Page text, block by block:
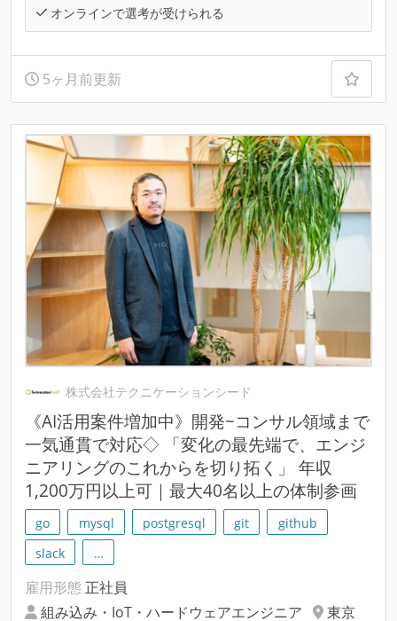
オンラインで選考が受けられる
5ヶ月前更新
株式会社テクニケーションシード
《AI活用案件増加中》開発~コンサル領域まで
一気通貫で対応◇ 「変化の最先端で、エンジ
ニアリングのこれからを切り拓く」 年収
1,200万円以上可｜最大40名以上の体制参画
go mysql postgresql git
github
slack
…
雇用形態 正社員
組み込み・IoT・ハードウェアエンジニア
東京